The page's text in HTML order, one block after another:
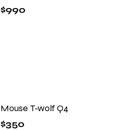
$990
Mouse T-wolf Q4
$350